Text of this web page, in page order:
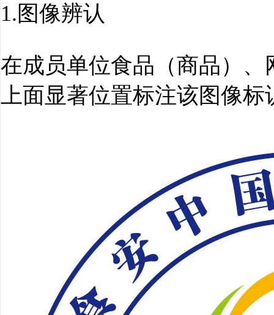
1.图像辨认
在成员单位食品（商品）
上面显著位置标注该图像标